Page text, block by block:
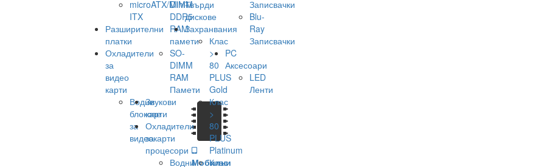
microATX/Mini-
ITX
Разширителни
платки
Охладители
за
видео
карти
Водни
блокове
за
видеокарти
DIMM
DDR5
RAM
памети
SO-
DIMM
RAM
Памети
Звукови
карти
Охладители
за
процесори
Водни
Твърди
дискове
Захранвания
Клас
>
80
PLUS
Gold
Клас
>
80
PLUS
Platinum
Клас
Записвачки
Blu-
Ray
Записвачки
PC
Аксесоари
LED
Ленти
Мобилни